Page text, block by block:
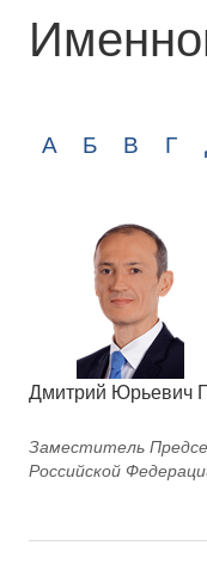
А Б В Г
Дмитрий Юрьевич
Заместитель
Российской